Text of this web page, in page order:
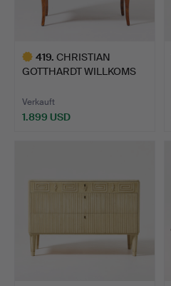
419. CHRISTIAN
GOTTHARDT WILLKOMS
Verkauft
1.899 USD